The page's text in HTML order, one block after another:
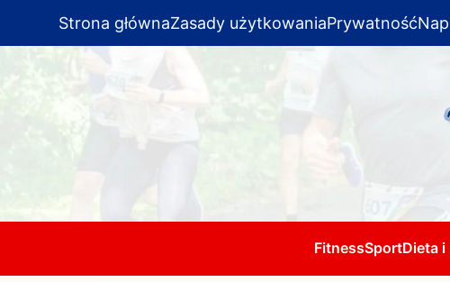
Strona głównaZasady użytkowaniaPrywatność
FitnessSportDieta i